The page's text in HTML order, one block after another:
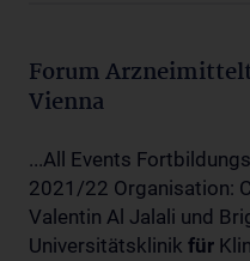
Forum
Vienna
...All Events
2021/22 Organisation:
Valentin Al Jalali und
Universitätsklinik für